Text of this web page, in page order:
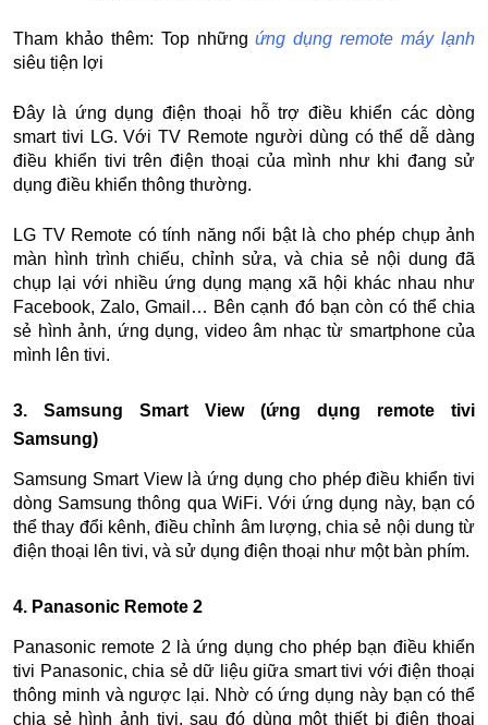
Tham khảo thêm: Top nhữngứng dụng remote máy lạnh
siêu tiện lợi
Đây là ứng dụng điện thoại hỗ trợ điều khiển các dòng
smart tivi LG. Với TV Remote người dùng có thể dễ dàng
điều khiển tivi trên điện thoại của mình như khi đang sử
dụng điều khiển thông thường.
LG TV Remote có tính năng nổi bật là cho phép chụp ảnh
màn hình trình chiếu, chỉnh sửa, và chia sẻ nội dung đã
chụp lại với nhiều ứng dụng mạng xã hội khác nhau như
Facebook, Zalo, Gmail… Bên cạnh đó bạn còn có thể chia
sẻ hình ảnh, ứng dụng, video âm nhạc từ smartphone của
mình lên tivi.
3. Samsung Smart View (ứng dụng remote tivi
Samsung)
Samsung Smart View là ứng dụng cho phép điều khiển tivi
dòng Samsung thông qua WiFi. Với ứng dụng này, bạn có
thể thay đổi kênh, điều chỉnh âm lượng, chia sẻ nội dung từ
điện thoại lên tivi, và sử dụng điện thoại như một bàn phím.
4. Panasonic Remote 2
Panasonic remote 2 là ứng dụng cho phép bạn điều khiển
tivi Panasonic, chia sẻ dữ liệu giữa smart tivi với điện thoại
thông minh và ngược lại. Nhờ có ứng dụng này bạn có thể
chia sẻ hình ảnh tivi, sau đó dùng một thiết bị điện thoại